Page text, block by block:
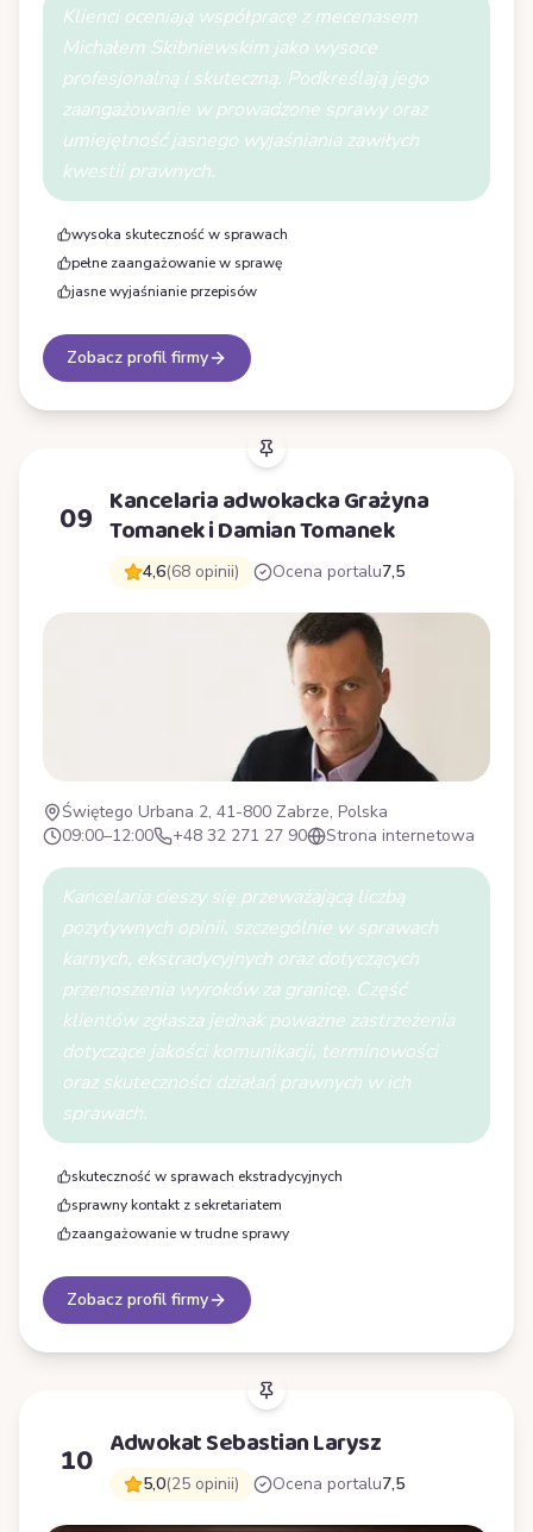
Klienci oceniają współpracę z mecenasem
Michałem Skibniewskim jako wysoce
profesjonalną i skuteczną. Podkreślają jego
zaangażowanie w prowadzone sprawy oraz
umiejętność jasnego wyjaśniania zawiłych
kwestii prawnych.
wysoka skuteczność w sprawach
pełne zaangażowanie w sprawę
jasne wyjaśnianie przepisów
Zobacz profil firmy
09 Kancelaria adwokacka Grażyna
Tomanek i Damian Tomanek
4,6(68 opinii) Ocena portalu7,5
Świętego Urbana 2, 41-800 Zabrze, Polska
09:00–12:00
+48 32 271 27 90 Strona internetowa
Kancelaria cieszy się przeważającą liczbą
pozytywnych opinii, szczególnie w sprawach
karnych, ekstradycyjnych oraz dotyczących
przenoszenia wyroków za granicę. Część
klientów zgłasza jednak poważne zastrzeżenia
dotyczące jakości komunikacji, terminowości
oraz skuteczności działań prawnych w ich
sprawach.
skuteczność w sprawach ekstradycyjnych
sprawny kontakt z sekretariatem
zaangażowanie w trudne sprawy
Zobacz profil firmy
10 Adwokat Sebastian Larysz
5,0(25 opinii) Ocena portalu7,5